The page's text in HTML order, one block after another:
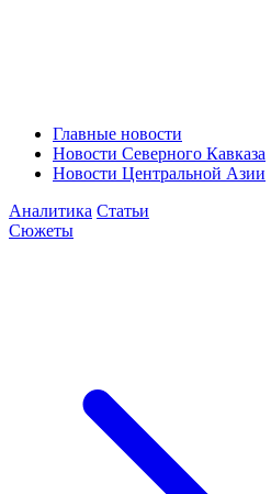
Главные новости
Новости Северного Кавказа
Новости Центральной Азии
Аналитика Статьи
Сюжеты